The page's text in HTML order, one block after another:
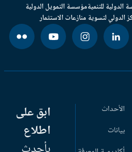
للتنميةمؤسسة التمويل الدولية
لتسوية منازعات الاستثمار
الأحداث
بيانات
ابق على
اطلاع